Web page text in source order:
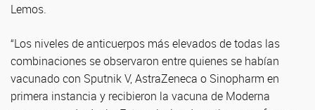
Lemos.
“Los niveles de anticuerpos más elevados de todas las
combinaciones se observaron entre quienes se habían
vacunado con Sputnik V, AstraZeneca o Sinopharm en
primera instancia y recibieron la vacuna de Moderna